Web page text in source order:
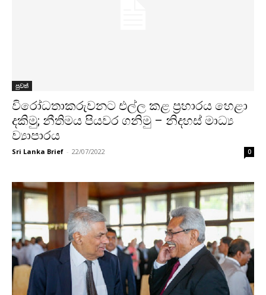
පුවත්
විරෝධතාකරුවනට එල්ල කළ ප්‍රහාරය හෙළා
දකිමු; නීතිමය පියවර ගනිමු – නිදහස් මාධ්‍ය
ව්‍යාපාරය
Sri Lanka Brief - 22/07/2022 0